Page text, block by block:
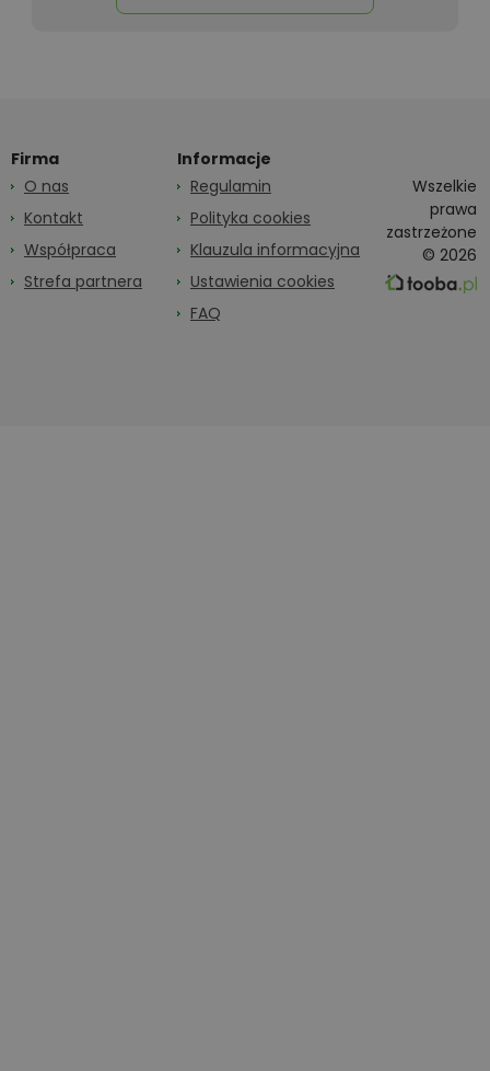
Firma
O nas
Kontakt
Współpraca
Strefa partnera
Informacje
Regulamin
Polityka cookies
Klauzula informacyjna
Ustawienia cookies
FAQ
Wszelkie
prawa
zastrzeżone
© 2026